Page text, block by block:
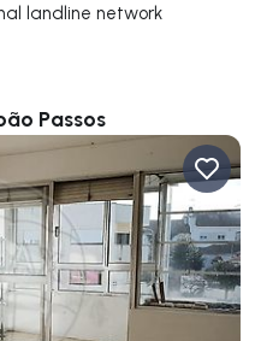
landline network
Passos